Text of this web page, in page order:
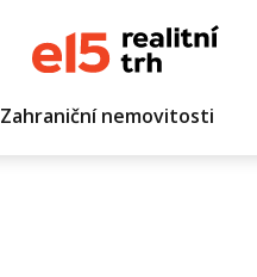
Zahraniční nemovitosti